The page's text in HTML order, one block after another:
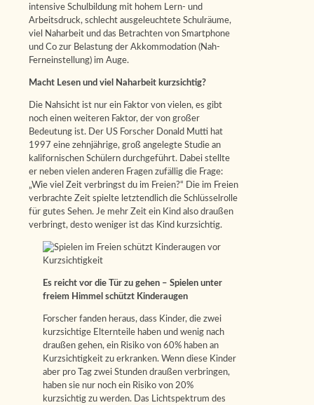
intensive Schulbildung mit hohem Lern- und
Arbeitsdruck, schlecht ausgeleuchtete Schulräume,
viel Naharbeit und das Betrachten von Smartphone
und Co zur Belastung der Akkommodation (Nah-
Ferneinstellung) im Auge.
Macht Lesen und viel Naharbeit kurzsichtig?
Die Nahsicht ist nur ein Faktor von vielen, es gibt
noch einen weiteren Faktor, der von großer
Bedeutung ist. Der US Forscher Donald Mutti hat
1997 eine zehnjährige, groß angelegte Studie an
kalifornischen Schülern durchgeführt. Dabei stellte
er neben vielen anderen Fragen zufällig die Frage:
„Wie viel Zeit verbringst du im Freien?“ Die im Freien
verbrachte Zeit spielte letztendlich die Schlüsselrolle
für gutes Sehen. Je mehr Zeit ein Kind also draußen
verbringt, desto weniger ist das Kind kurzsichtig.
Es reicht vor die Tür zu gehen – Spielen unter
freiem Himmel schützt Kinderaugen
Forscher fanden heraus, dass Kinder, die zwei
kurzsichtige Elternteile haben und wenig nach
draußen gehen, ein Risiko von 60% haben an
Kurzsichtigkeit zu erkranken. Wenn diese Kinder
aber pro Tag zwei Stunden draußen verbringen,
haben sie nur noch ein Risiko von 20%
kurzsichtig zu werden. Das Lichtspektrum des